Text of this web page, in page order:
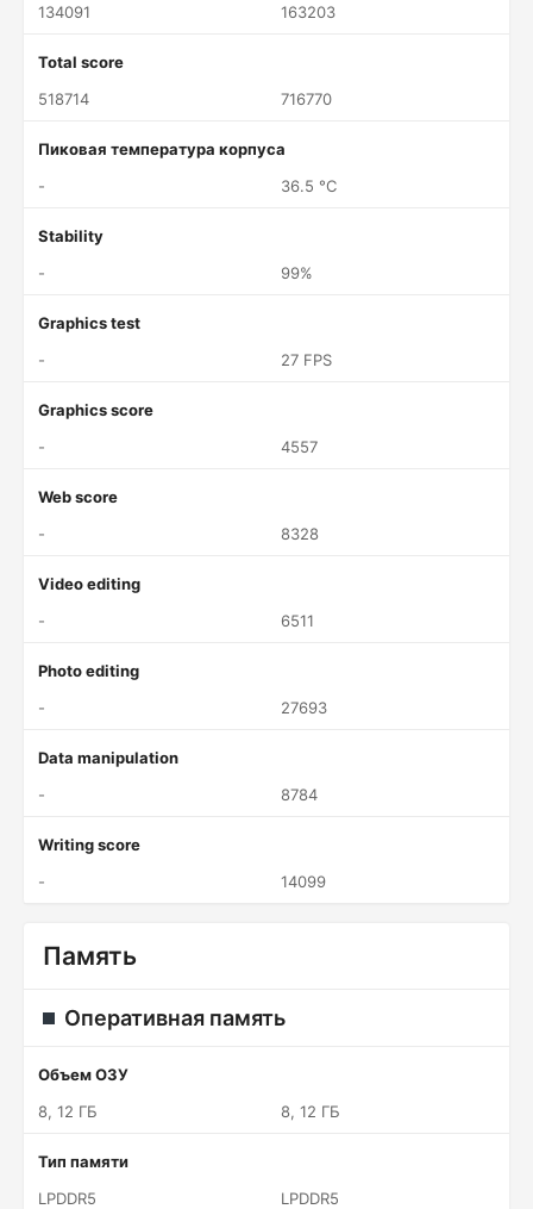
134091
163203
Total score
518714
716770
Пиковая температура корпуса
-
36.5 °C
Stability
-
99%
Graphics test
-
27 FPS
Graphics score
-
4557
Web score
-
8328
Video editing
-
6511
Photo editing
-
27693
Data manipulation
-
8784
Writing score
-
14099
Память
Оперативная память
Объем ОЗУ
8, 12 ГБ
8, 12 ГБ
Тип памяти
LPDDR5
LPDDR5